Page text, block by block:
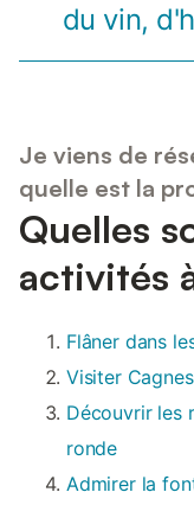
du vin,
Je viens de
quelle est la
Quelles
activités
Flâner dans
Visiter
Découvrir les
ronde
Admirer la